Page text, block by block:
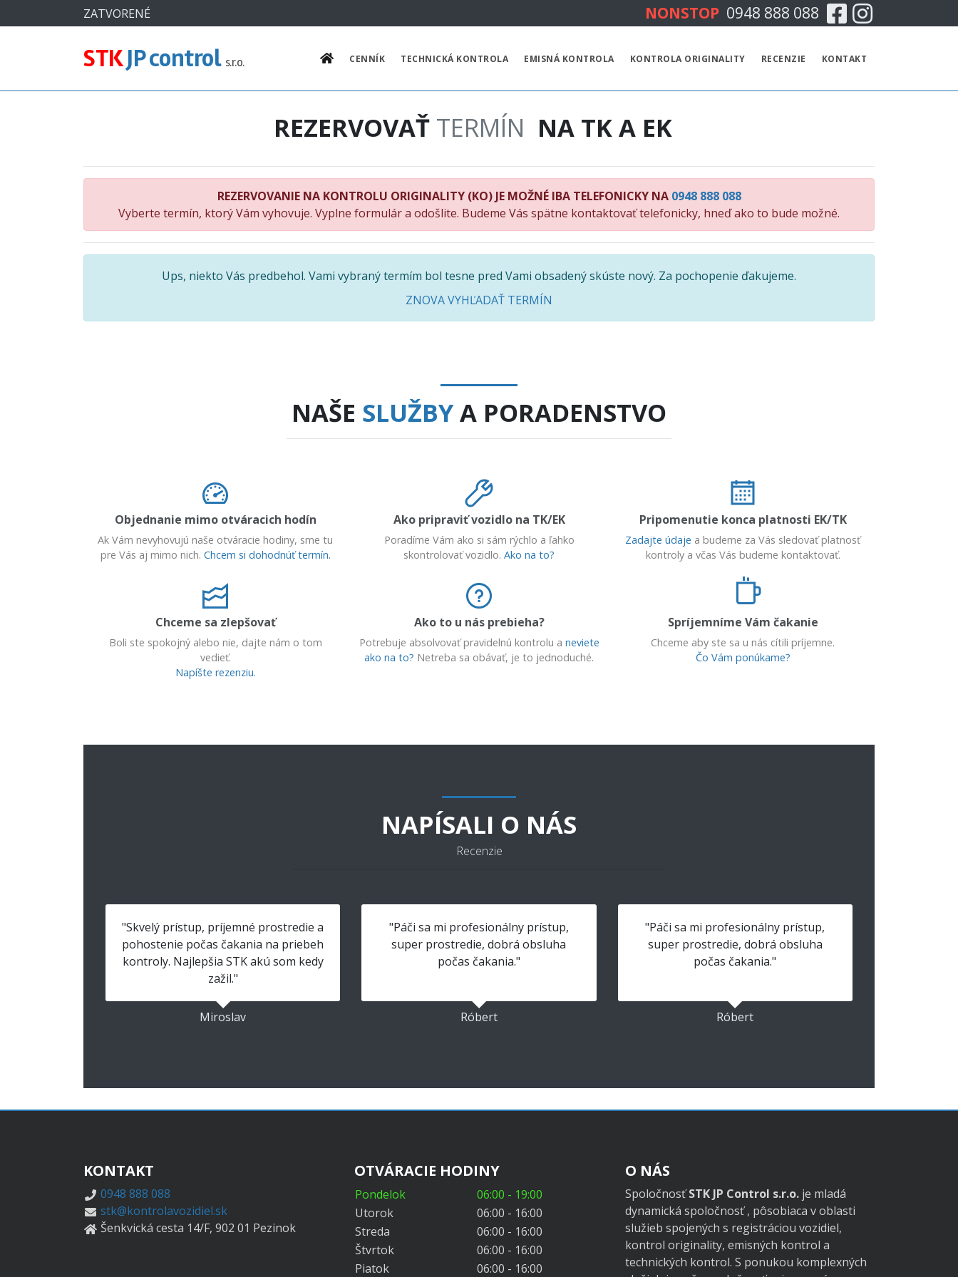
ZATVORENÉ NONSTOP 0948 888 088 FacebookInstagram
STKJP control s.r.o. CENNÍK TECHNICKÁ KONTROLA EMISNÁ KONTROLA KONTROLA ORIGINALITY RECENZIE KONTAKT
REZERVOVAŤ TERMÍN NA TK A EK
REZERVOVANIE NA KONTROLU ORIGINALITY (KO) JE MOŽNÉ IBA TELEFONICKY NA 0948 888 088
Vyberte termín, ktorý Vám vyhovuje. Vyplne formulár a odošlite. Budeme Vás spätne kontaktovať telefonicky, hneď ako to bude možné.
Ups, niekto Vás predbehol. Vami vybraný termím bol tesne pred Vami obsadený skúste nový. Za pochopenie ďakujeme.
ZNOVA VYHĽADAŤ TERMÍN
NAŠE SLUŽBYA PORADENSTVO
Objednanie mimo otváracich hodín
Ak Vám nevyhovujú naše otváracie hodiny, sme tu
pre Vás aj mimo nich. Chcem si dohodnúť termín.
Ako pripraviť vozidlo na TK/EK
Poradíme Vám ako si sám rýchlo a ľahko
skontrolovať vozidlo. Ako na to?
Pripomenutie konca platnosti EK/TK
Zadajte údaje a budeme za Vás sledovať platnosť
kontroly a včas Vás budeme kontaktovať.
Chceme sa zlepšovať
Boli ste spokojný alebo nie, dajte nám o tom
vedieť.
Napíšte rezenziu.
Ako to u nás prebieha?
Potrebuje absolvovať pravidelnú kontrolu a neviete
ako na to? Netreba sa obávať, je to jednoduché.
Spríjemníme Vám čakanie
Chceme aby ste sa u nás cítili príjemne.
Čo Vám ponúkame?
NAPÍSALI O NÁS
Recenzie
"Skvelý prístup, príjemné prostredie a
pohostenie počas čakania na priebeh
kontroly. Najlepšia STK akú som kedy
zažil."
Miroslav
"Páči sa mi profesionálny prístup,
super prostredie, dobrá obsluha
počas čakania."
Róbert
"Páči sa mi profesionálny prístup,
super prostredie, dobrá obsluha
počas čakania."
Róbert
KONTAKT
0948 888 088
stk@kontrolavozidiel.sk
Šenkvická cesta 14/F, 902 01 Pezinok
OTVÁRACIE HODINY
Pondelok
06:00 - 19:00
Utorok
06:00 - 16:00
Streda
06:00 - 16:00
Štvrtok
06:00 - 16:00
Piatok
06:00 - 16:00
O NÁS
SpoločnosťSTK JP Control s.r.o. je mladá
dynamická spoločnosť , pôsobiaca v oblasti
služieb spojených s registráciou vozidiel,
kontrol originality, emisných kontrol a
technických kontrol. S ponukou komplexných
CENNÍK
TECHNICKÁ KONTROLA
KONTROLA ORIGINALITY